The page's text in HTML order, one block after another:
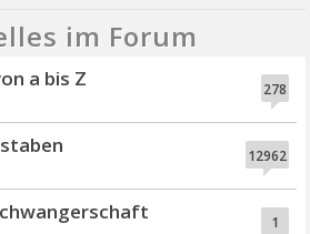
im Forum
278
a bis Z
12962
1